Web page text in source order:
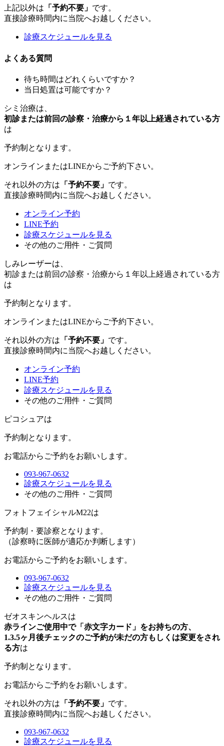
上記以外は 「予約不要」 です。
直接診療時間内に当院へお越しください。
診療スケジュールを見る
よくある質問
待ち時間はどれくらいですか？
当日処置は可能ですか？
シミ治療は、
初診または前回の診察・治療から１年以上経過されている方
は
予約制 となります。
オンラインまたはLINEからご予約下さい。
それ以外の方は 「予約不要」 です。
直接診療時間内に当院へお越しください。
オンライン予約
LINE予約
診療スケジュールを見る
その他のご用件・ご質問
しみレーザーは、
初診または前回の診察・治療から１年以上経過されている方
は
予約制 となります。
オンラインまたはLINEからご予約下さい。
それ以外の方は 「予約不要」 です。
直接診療時間内に当院へお越しください。
オンライン予約
LINE予約
診療スケジュールを見る
その他のご用件・ご質問
ピコシュアは
予約制 となります。
お電話からご予約をお願いします。
093-967-0632
診療スケジュールを見る
その他のご用件・ご質問
フォトフェイシャルM22は
予約制・要診察となります。
（診察時に医師が適応か判断します）
お電話からご予約をお願いします。
093-967-0632
診療スケジュールを見る
その他のご用件・ご質問
ゼオスキンヘルスは
赤ラインご使用中で「赤文字カード」をお持ちの方、
1.3.5ヶ月後チェックのご予約が未だの方もしくは変更をされ
る方は
予約制 となります。
お電話からご予約をお願いします。
それ以外の方は 「予約不要」 です。
直接診療時間内に当院へお越しください。
093-967-0632
診療スケジュールを見る